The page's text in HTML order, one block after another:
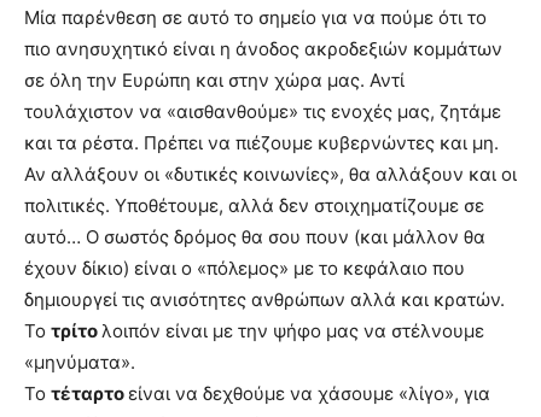
Μία παρένθεση σε αυτό το σημείο για να πούμε ότι το
πιο ανησυχητικό είναι η άνοδος ακροδεξιών κομμάτων
σε όλη την Ευρώπη και στην χώρα μας. Αντί
τουλάχιστον να «αισθανθούμε» τις ενοχές μας, ζητάμε
και τα ρέστα. Πρέπει να πιέζουμε κυβερνώντες και μη.
Αν αλλάξουν οι «δυτικές κοινωνίες», θα αλλάξουν και οι
πολιτικές. Υποθέτουμε, αλλά δεν στοιχηματίζουμε σε
αυτό… Ο σωστός δρόμος θα σου πουν (και μάλλον θα
έχουν δίκιο) είναι ο «πόλεμος» με το κεφάλαιο που
δημιουργεί τις ανισότητες ανθρώπων αλλά και κρατών.
Το τρίτολοιπόν είναι με την ψήφο μας να στέλνουμε
«μηνύματα».
Το τέταρτοείναι να δεχθούμε να χάσουμε «λίγο», για